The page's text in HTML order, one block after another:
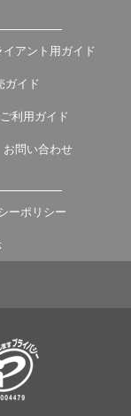
イアント用ガイド
ガイド
利用ガイド
お問い合わせ
ーポリシー